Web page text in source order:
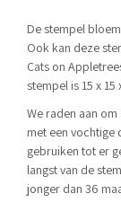
De stempel
Ook kan deze
Cats on
stempel is 15 x 15
We raden aan
met een vochtige
gebruiken tot er
langst van de
jonger dan 36